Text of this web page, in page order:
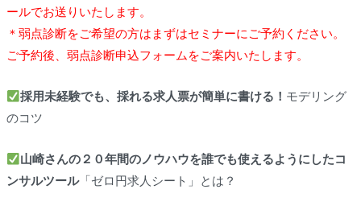
ールでお送りいたします。
＊弱点診断をご希望の方はまずはセミナーにご予約ください。
ご予約後、弱点診断申込フォームをご案内いたします。
採用未経験でも、採れる求人票が簡単に書ける！ モデリング
のコツ
山崎さんの２０年間のノウハウを誰でも使えるようにしたコ
ンサルツール「ゼロ円求人シート」とは？